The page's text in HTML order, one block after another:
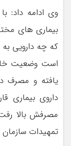
وی ادامه داد:
بیماری های
که چه دارویی
است وضعیت
یافته و مصرف
داروی بیماری
مصرفش بالا
تمهیدات